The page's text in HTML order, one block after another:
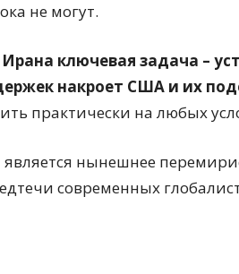
не могут.
ключевая задача –
накроет США и их
практически на любых
является нынешнее
современных